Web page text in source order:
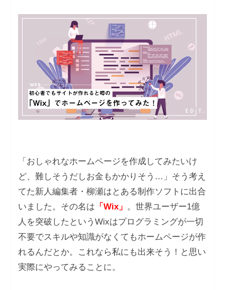
「おしゃれなホームページを作成してみたいけ
ど、難しそうだしお金もかかりそう…」そう考え
てた新人編集者・柳瀬はとある制作ソフトに出合
いました。その名は 「Wix」 。世界ユーザー1億
人を突破したというWixはプログラミングが一切
不要でスキルや知識がなくてもホームページが作
れるんだとか。これなら私にも出来そう！と思い
実際にやってみることに。